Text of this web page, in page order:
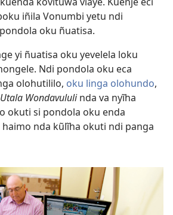
iñila Vonumbi yetu ndi
oku ñuatisa.
yi ñuatisa oku yevelela loku
Ndi pondola oku eca
olohutililo, oku linga olohundo,
Utala Wondavululinda va nyĩha
okuti si pondola oku enda
haimo nda kũlĩha okuti ndi panga